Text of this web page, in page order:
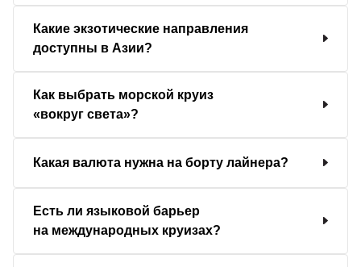
Какие экзотические направления
доступны в Азии?
Как выбрать морской круиз
«вокруг света»?
Какая валюта нужна на борту лайнера?
Есть ли языковой барьер
на международных круизах?